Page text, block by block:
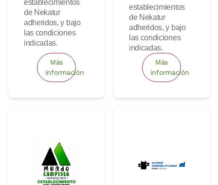
establecimientos
de Nekatur
adheridos, y bajo
las condiciones
indicadas.
Más
información
establecimientos
de Nekatur
adheridos, y bajo
las condiciones
indicadas.
Más
información